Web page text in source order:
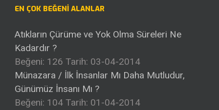
EN ÇOK BEĞENI ALANLAR
Atıkların Çürüme ve Yok Olma Süreleri Ne
Kadardır ?
Beğeni: 126 Tarih: 03-04-2014
Münazara / İlk İnsanlar Mı Daha Mutludur,
Günümüz İnsanı Mı ?
Beğeni: 104 Tarih: 01-04-2014